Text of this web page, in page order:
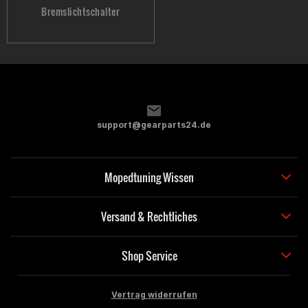
Bremslichtschalter
support@gearparts24.de
Mopedtuning Wissen
Versand & Rechtliches
Shop Service
Vertrag widerrufen